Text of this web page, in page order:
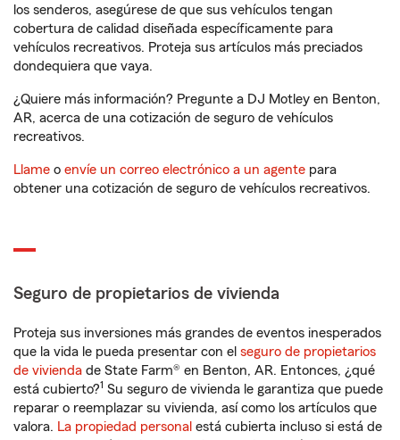
los senderos, asegúrese de que sus vehículos tengan
cobertura de calidad diseñada específicamente para
vehículos recreativos. Proteja sus artículos más preciados
dondequiera que vaya.
¿Quiere más información? Pregunte a DJ Motley en Benton,
AR, acerca de una cotización de seguro de vehículos
recreativos.
Llame o envíe un correo electrónico a un agente para
obtener una cotización de seguro de vehículos recreativos.
Seguro de propietarios de vivienda
Proteja sus inversiones más grandes de eventos inesperados
que la vida le pueda presentar con el seguro de propietarios
de vivienda de State Farm® en Benton, AR. Entonces, ¿qué
está cubierto?1 Su seguro de vivienda le garantiza que puede
reparar o reemplazar su vivienda, así como los artículos que
valora. La propiedad personal está cubierta incluso si está de